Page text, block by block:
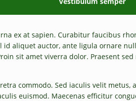
ex at sapien. Curabitur faucibus
aliquet auctor, ante ligula ornare
sit amet viverra dolor. Praesent
commodo. Sed iaculis velit metus,
euismod. Maecenas efficitur